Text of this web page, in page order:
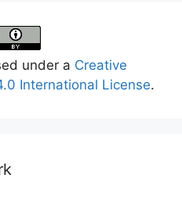
under a Creative
International License.